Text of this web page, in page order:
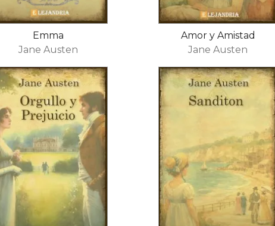
Emma
Jane Austen
Amor y Amistad
Jane Austen